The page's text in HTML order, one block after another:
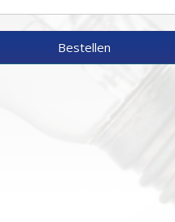
Bestellen